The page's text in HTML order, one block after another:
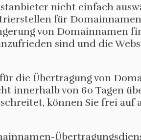
nicht einfach
für
von Domainnamen
sind und die
die Übertragung von
innerhalb von 60 Tagen
können Sie frei auf